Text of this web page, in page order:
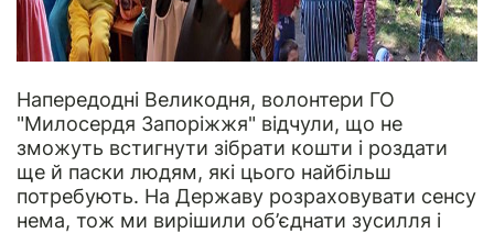
Напередодні Великодня, волонтери ГО
"Милосердя Запоріжжя" відчули, що не
зможуть встигнути зібрати кошти і роздати
ще й паски людям, які цього найбільш
потребують. На Державу розраховувати сенсу
нема, тож ми вирішили об’єднати зусилля і